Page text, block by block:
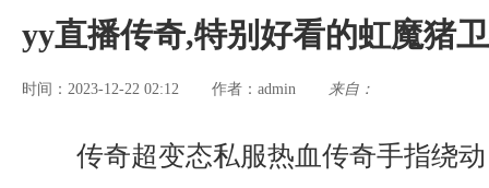
yy直播传奇,特别好看的虹魔猪
时间：2023-12-22 02:12 作者： admin 来自：
传奇超变态私服热血传奇手指绕